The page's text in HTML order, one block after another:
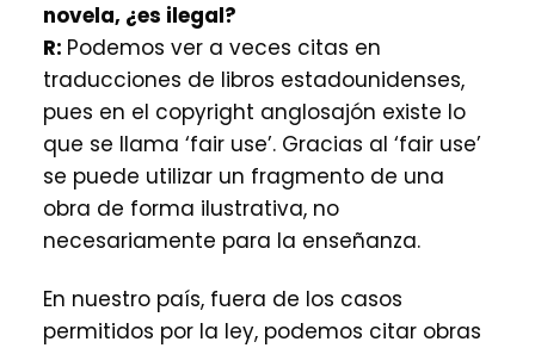
novela, ¿es ilegal?
R: Podemos ver a veces citas en
traducciones de libros estadounidenses,
pues en el copyright anglosajón existe lo
que se llama ‘fair use’. Gracias al ‘fair use’
se puede utilizar un fragmento de una
obra de forma ilustrativa, no
necesariamente para la enseñanza.
En nuestro país, fuera de los casos
permitidos por la ley, podemos citar obras